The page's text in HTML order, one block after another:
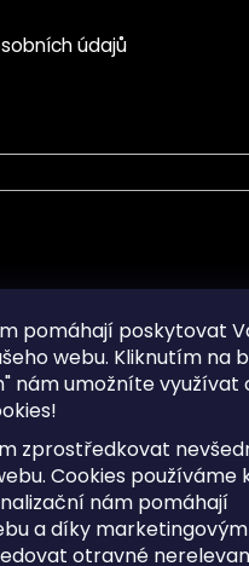
pomáhají poskytovat
webu. Kliknutím na
nám umožníte využívat
zprostředkovat
Cookies používáme
nám pomáhají
a díky
otravné
údajů
údajů